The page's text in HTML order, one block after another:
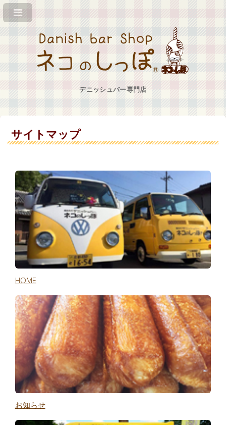
デニッシュバー専門店
サイトマップ
HOME
お知らせ